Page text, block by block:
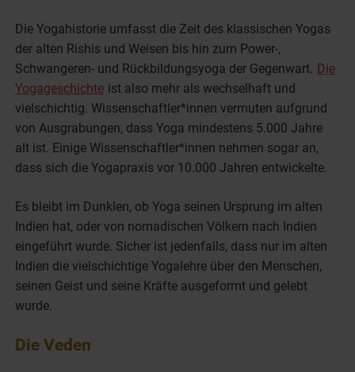
Die Yogahistorie umfasst die Zeit des klassischen Yogas
der alten Rishis und Weisen bis hin zum Power-,
Schwangeren- und Rückbildungsyoga der Gegenwart. Die
Yogageschichte ist also mehr als wechselhaft und
vielschichtig. Wissenschaftler*innen vermuten aufgrund
von Ausgrabungen, dass Yoga mindestens 5.000 Jahre
alt ist. Einige Wissenschaftler*innen nehmen sogar an,
dass sich die Yogapraxis vor 10.000 Jahren entwickelte.
Es bleibt im Dunklen, ob Yoga seinen Ursprung im alten
Indien hat, oder von nomadischen Völkern nach Indien
eingeführt wurde. Sicher ist jedenfalls, dass nur im alten
Indien die vielschichtige Yogalehre über den Menschen,
seinen Geist und seine Kräfte ausgeformt und gelebt
wurde.
Die Veden